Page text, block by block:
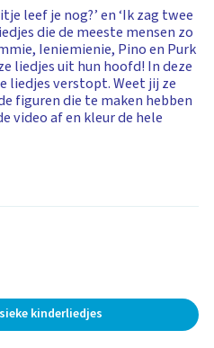
leef je nog?’ en ‘Ik zag twee
die de meeste mensen zo
Ieniemienie, Pino en Purk
liedjes uit hun hoofd! In deze
liedjes verstopt. Weet jij ze
figuren die te maken hebben
video af en kleur de hele
kinderliedjes